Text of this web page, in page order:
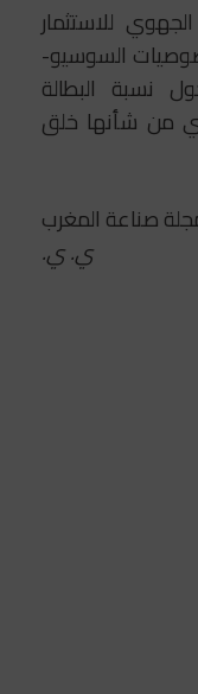
للاستثمار
السوسيو-
نسبة البطالة
من شأنها خلق
صناعة المغرب
ي. ي.